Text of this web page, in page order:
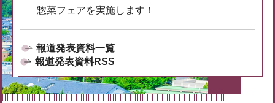
惣菜フェアを実施します！
報道発表資料一覧
報道発表資料RSS